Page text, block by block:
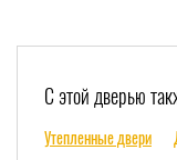
С этой дверью
Утепленные двери